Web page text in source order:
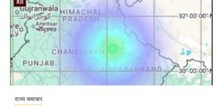
राज्य समाचार